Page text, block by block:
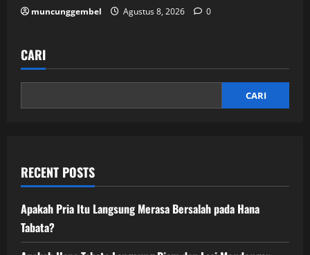
muncunggembel Agustus 8, 2026 0
CARI
CARI
RECENT POSTS
Apakah Pria Itu Langsung Merasa Bersalah pada Hana
Tabata?